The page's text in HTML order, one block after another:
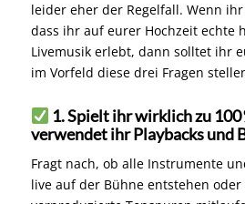
leider eher der Regelfall. Wenn
dass ihr auf eurer Hochzeit echte
Livemusik erlebt, dann solltet ihr
im Vorfeld diese drei Fragen
1. Spielt ihr wirklich zu 100
verwendet ihr Playbacks und
Fragt nach, ob alle Instrumente
live auf der Bühne entstehen